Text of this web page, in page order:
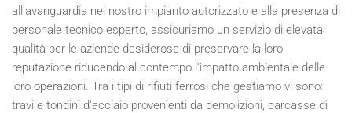
all'avanguardia nel nostro impianto autorizzato e alla presenza di
personale tecnico esperto, assicuriamo un servizio di elevata
qualità per le aziende desiderose di preservare la loro
reputazione riducendo al contempo l'impatto ambientale delle
loro operazioni. Tra i tipi di rifiuti ferrosi che gestiamo vi sono:
travi e tondini d'acciaio provenienti da demolizioni, carcasse di